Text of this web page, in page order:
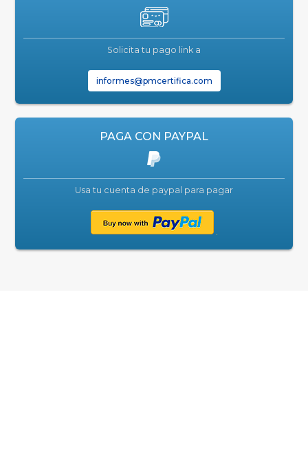
Solicita tu pago link a
informes@pmcertifica.com
PAGA CON PAYPAL
Usa tu cuenta de paypal para pagar